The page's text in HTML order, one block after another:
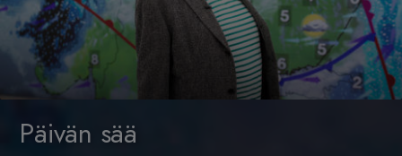
Päivän sää